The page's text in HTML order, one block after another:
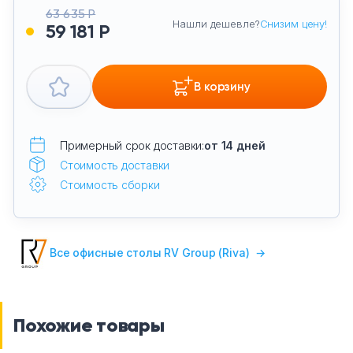
63 635 Р
59 181 Р Нашли дешевле?Снизим цену!
В корзину
Примерный срок доставки:от 14 дней
Стоимость доставки
Стоимость сборки
Все офисные столы RV Group (Riva) →
Похожие товары